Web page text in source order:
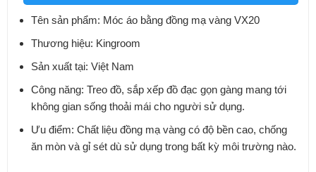
Tên sản phẩm: Móc áo bằng đồng mạ vàng VX20
Thương hiệu: Kingroom
Sản xuất tại: Việt Nam
Công năng: Treo đồ, sắp xếp đồ đạc gọn gàng mang tới
không gian sống thoải mái cho người sử dụng.
Ưu điểm: Chất liệu đồng mạ vàng có độ bền cao, chống
ăn mòn và gỉ sét dù sử dụng trong bất kỳ môi trường nào.